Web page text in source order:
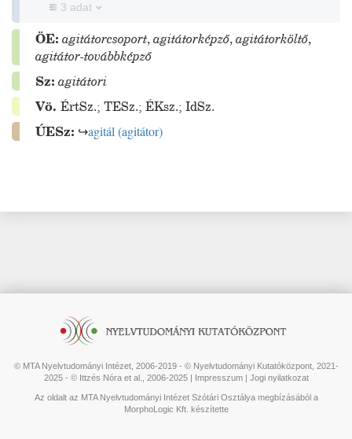
3 adat
ÖE: agitátorcsoport,agitátorképző,agitátorköltő,
agitátor-továbbképző
Sz: agitátori
Vö. ÉrtSz.; TESz.; ÉKsz.; IdSz.
ÚESz: ↪agitál (agitátor)
© MTA Nyelvtudományi Intézet, 2006-2019 - © Nyelvtudományi Kutatóközpont, 2021-
2025 - © Ittzés Nóra et al., 2006-2025 | Impresszum| Jogi nyilatkozat
Az oldalt az MTA Nyelvtudományi Intézet Szótári Osztálya megbízásából a
MorphoLogic Kft. készítette